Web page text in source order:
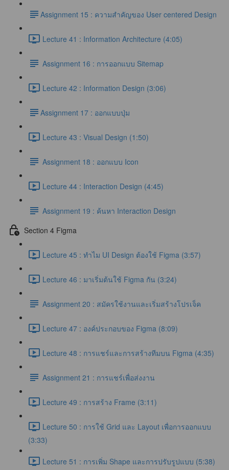
​Assignment 15 : ความสำคัญของ User centered Design
Lecture 41 : Information Architecture (4:05)
Assignment 16 : การออกแบบ Sitemap
Lecture 42 : Information Design (3:06)
​Assignment 17 : ออกแบบปุ่ม
Lecture 43 : Visual Design (1:50)
Assignment 18 : ออกแบบ Icon
Lecture 44 : Interaction Design (4:45)
Assignment 19 : ค้นหา Interaction Design
Section 4 Figma
Lecture 45 : ทำไม UI Design ต้องใช้ Figma (3:57)
Lecture 46 : มาเริ่มต้นใช้ Figma กัน (3:24)
Assignment 20 : สมัครใช้งานและเริ่มสร้างโปรเจ็ค
Lecture 47 : องค์ประกอบของ Figma (8:09)
Lecture 48 : การแชร์และการสร้างทีมบน Figma (4:35)
Assignment 21 : การแชร์เพื่อส่งงาน
Lecture 49 : การสร้าง Frame (3:11)
Lecture 50 : การใช้ Grid และ Layout เพื่อการออกแบบ
(3:33)
Lecture 51 : การเพิ่ม Shape และการปรับรูปแบบ (5:38)